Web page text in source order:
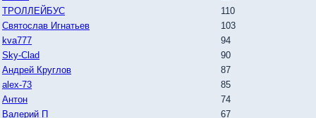
ТРОЛЛЕЙБУС
110
Святослав Игнатьев
103
kva777
94
Sky-Clad
90
Андрей Круглов
87
alex-73
85
Антон
74
Валерий П
67